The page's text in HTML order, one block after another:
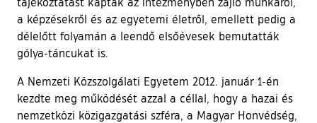
a képzésekről és az egyetemi életről, emellett pedig a
délelőtt folyamán a leendő elsőévesek bemutatták
gólya-táncukat is.
A Nemzeti Közszolgálati Egyetem 2012. január 1-én
kezdte meg működését azzal a céllal, hogy a hazai és
nemzetközi közigazgatási szféra, a Magyar Honvédség,